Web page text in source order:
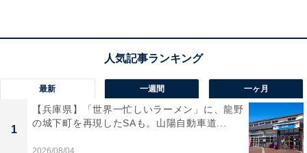
最新 一週間 一ヶ月
1
【兵庫県】「世界一忙しいラーメン」に、龍野
の城下町を再現したSAも。山陽自動車道...